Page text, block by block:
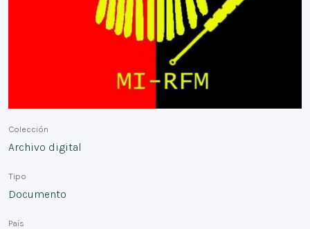
Colección
Archivo digital
Tipo
Documento
País